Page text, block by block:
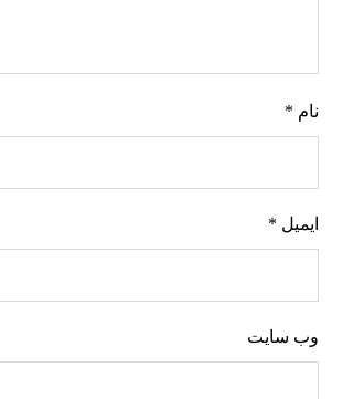
نام *
ایمیل *
وب‌ سایت